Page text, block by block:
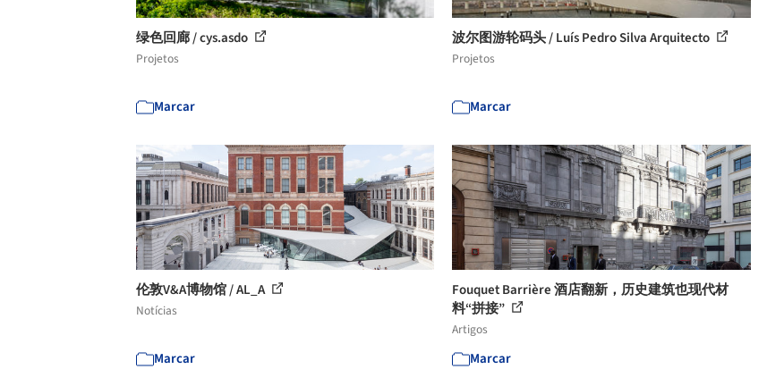
绿色回廊 / cys.asdo
Projetos
Marcar
波尔图游轮码头 / Luís Pedro Silva Arquitecto
Projetos
Marcar
伦敦V&A博物馆 / AL_A
Notícias
Marcar
Fouquet Barrière 酒店翻新，历史建筑也现代材
料“拼接”
Artigos
Marcar